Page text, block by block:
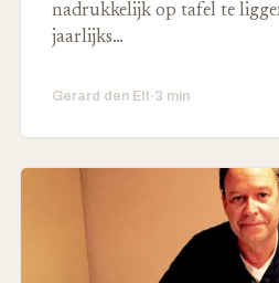
nadrukkelijk op tafel te
jaarlijks…
Gerard den Elt·3 min